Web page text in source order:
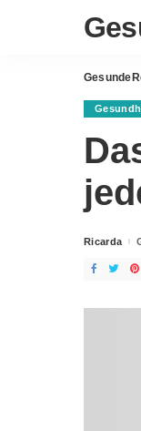
Posted
Ricarda